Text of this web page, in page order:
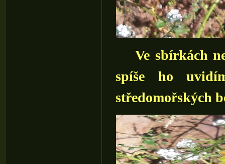
Ve sbírkách
spíše ho
středomořských